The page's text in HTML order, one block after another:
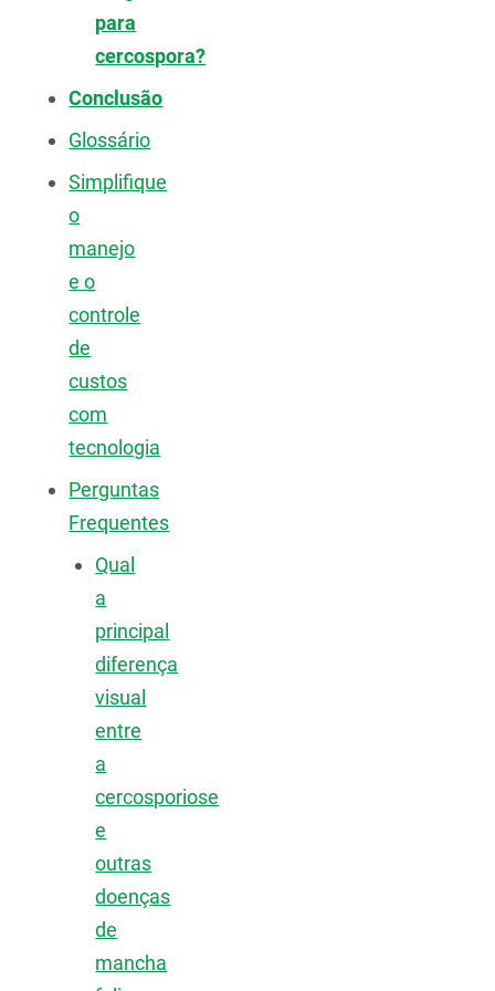
para
cercospora?
Conclusão
Glossário
Simplifique
o
manejo
e o
controle
de
custos
com
tecnologia
Perguntas
Frequentes
Qual
a
principal
diferença
visual
entre
a
cercosporiose
e
outras
doenças
de
mancha